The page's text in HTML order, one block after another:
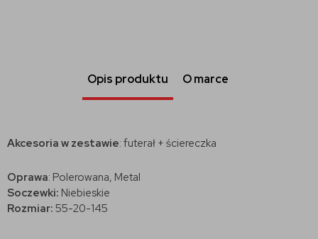
Opis produktu O marce
Akcesoria w zestawie: futerał + ściereczka
Oprawa: Polerowana, Metal
Soczewki: Niebieskie
Rozmiar: 55-20-145